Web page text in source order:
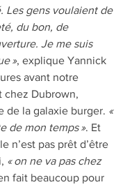
Les gens voulaient de
du bon, de
Je me suis
», explique Yannick
avant notre
chez Dubrown,
de la galaxie burger. «
de mon temps ». Et
n’est pas prêt d’être
« on ne va pas chez
fait beaucoup pour